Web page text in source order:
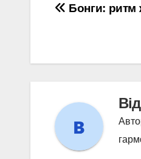
Навігація
Бонги: ритм
Від